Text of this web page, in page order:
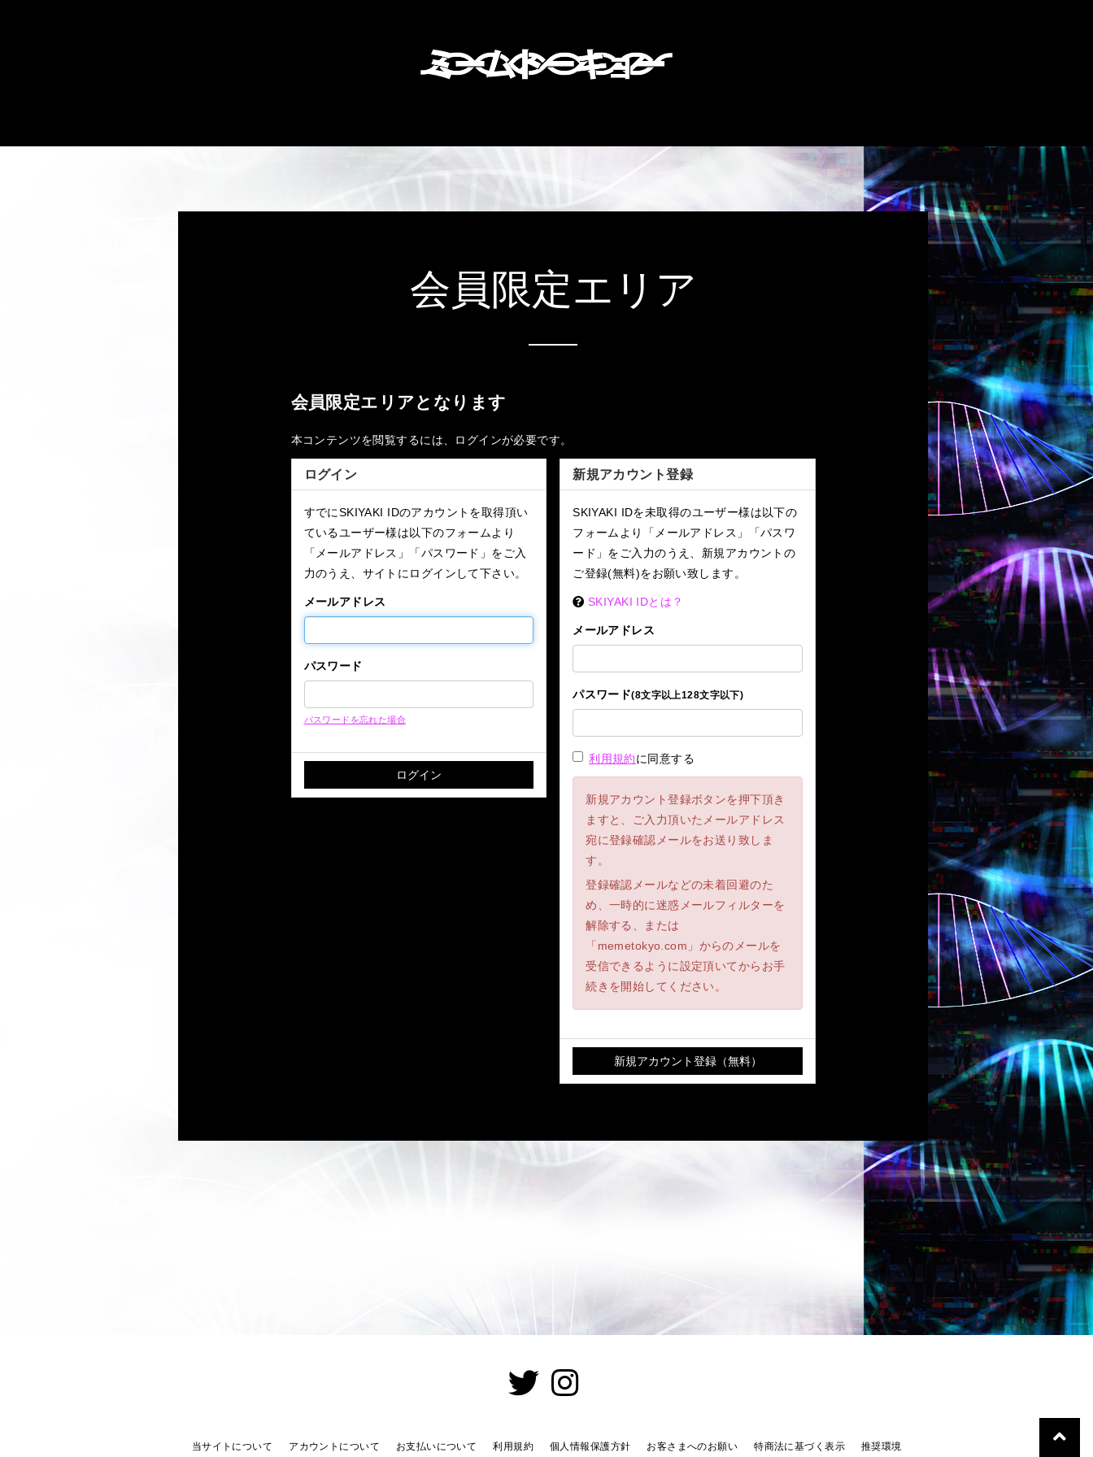
会員限定エリア
会員限定エリアとなります
本コンテンツを閲覧するには、ログインが必要です。
ログイン
すでにSKIYAKI IDのアカウントを取得頂い
ているユーザー様は以下のフォームより
「メールアドレス」「パスワード」をご入
力のうえ、サイトにログインして下さい。
メールアドレス
パスワード
パスワードを忘れた場合
新規アカウント登録
SKIYAKI IDを未取得のユーザー様は以下の
フォームより「メールアドレス」「パスワ
ード」をご入力のうえ、新規アカウントの
ご登録(無料)をお願い致します。
SKIYAKI IDとは？
メールアドレス
パスワード(8文字以上128文字以下)
利用規約に同意する
新規アカウント登録ボタンを押下頂き
ますと、ご入力頂いたメールアドレス
宛に登録確認メールをお送り致しま
す。
登録確認メールなどの未着回避のた
め、一時的に迷惑メールフィルターを
解除する、または
「memetokyo.com」からのメールを
受信できるように設定頂いてからお手
続きを開始してください。
当サイトについて アカウントについて お支払いについて 利用規約 個人情報保護方針 お客さまへのお願い 特商法に基づく表示 推奨環境